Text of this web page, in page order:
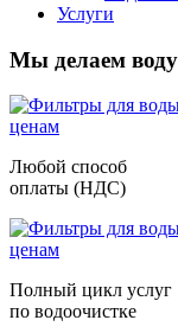
Услуги
Мы делаем
Любой способ
оплаты (НДС)
Полный цикл услуг
по водоочистке